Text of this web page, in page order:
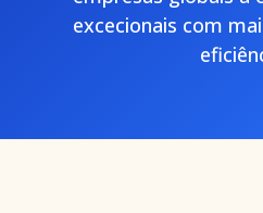
excecionais com